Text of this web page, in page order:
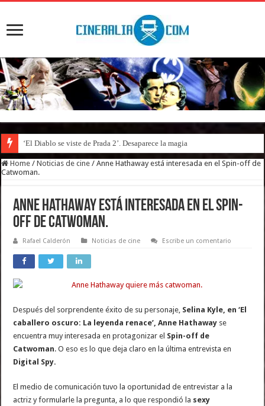
‘El Diablo se viste de Prada 2’. Desaparece la magia
Home / Noticias de cine / Anne Hathaway está interesada en el Spin-off de
Catwoman.
Anne Hathaway está interesada en el Spin-
off de Catwoman.
Rafael Calderón Noticias de cine Escribe un comentario
Después del sorprendente éxito de su personaje, Selina Kyle, en ‘El
caballero oscuro: La leyenda renace’, Anne Hathaway se
encuentra muy interesada en protagonizar el Spin-off de
Catwoman. O eso es lo que deja claro en la última entrevista en
Digital Spy.
El medio de comunicación tuvo la oportunidad de entrevistar a la
actriz y formularle la pregunta, a lo que respondió la sexy